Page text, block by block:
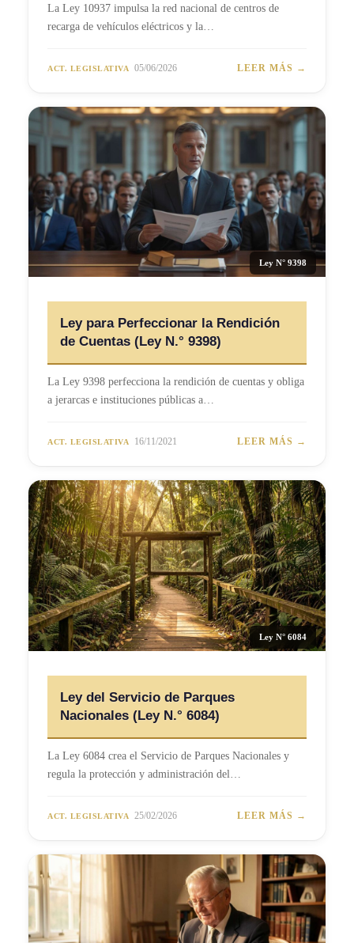
La Ley 10937 impulsa la red nacional de centros de
recarga de vehículos eléctricos y la…
ACT. LEGISLATIVA 05/06/2026 LEER MÁS →
Ley N° 9398
Ley para Perfeccionar la Rendición
de Cuentas (Ley N.° 9398)
La Ley 9398 perfecciona la rendición de cuentas y obliga
a jerarcas e instituciones públicas a…
ACT. LEGISLATIVA 16/11/2021 LEER MÁS →
Ley N° 6084
Ley del Servicio de Parques
Nacionales (Ley N.° 6084)
La Ley 6084 crea el Servicio de Parques Nacionales y
regula la protección y administración del…
ACT. LEGISLATIVA 25/02/2026 LEER MÁS →